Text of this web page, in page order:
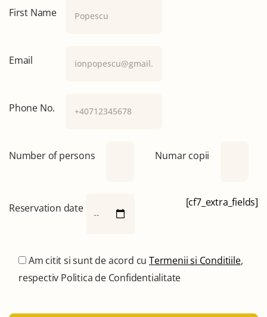
First Name
Email
Phone No.
Number of persons Numar copii
Reservation date [cf7_extra_fields]
Am citit si sunt de acord cuTermenii si Conditiile,
respectiv Politica de Confidentialitate